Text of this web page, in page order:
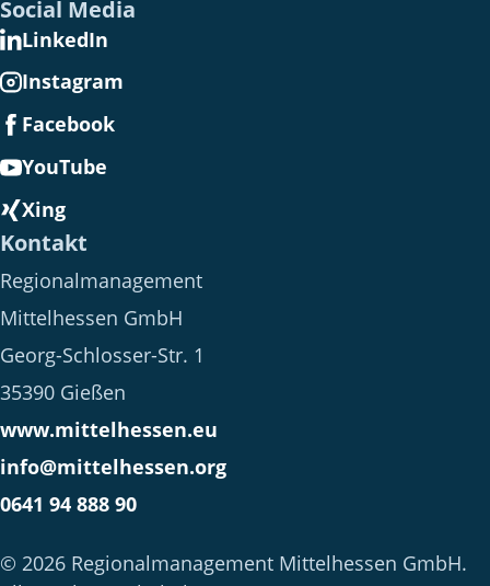
Social Media
LinkedIn
Instagram
Facebook
YouTube
Xing
Kontakt
Regionalmanagement
Mittelhessen GmbH
Georg-Schlosser-Str. 1
35390 Gießen
www.mittelhessen.eu
info@mittelhessen.org
0641 94 888 90
© 2026 Regionalmanagement Mittelhessen GmbH.